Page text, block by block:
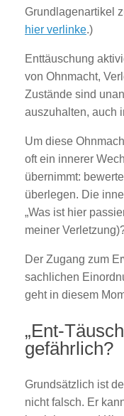
Grundlagenartikel
hier verlinke.)
Enttäuschung
von Ohnmacht,
Zustände sind
auszuhalten, auch
Um diese
oft ein innerer
übernimmt:
überlegen. Die
„Was ist hier
meiner
Der Zugang zum
sachlichen
geht in diesem
„Ent-
gefährlich?
Grundsätzlich ist
nicht falsch. Er